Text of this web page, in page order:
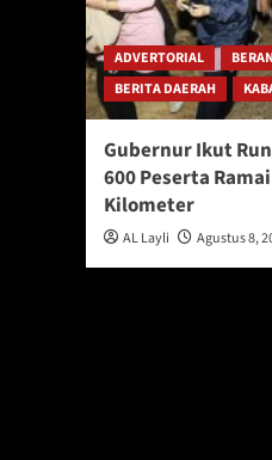
ADVERTORIAL
BERITA DAERAH
Gubernur Ikut
600 Peserta
Kilometer
AL Layli Agustus 8,